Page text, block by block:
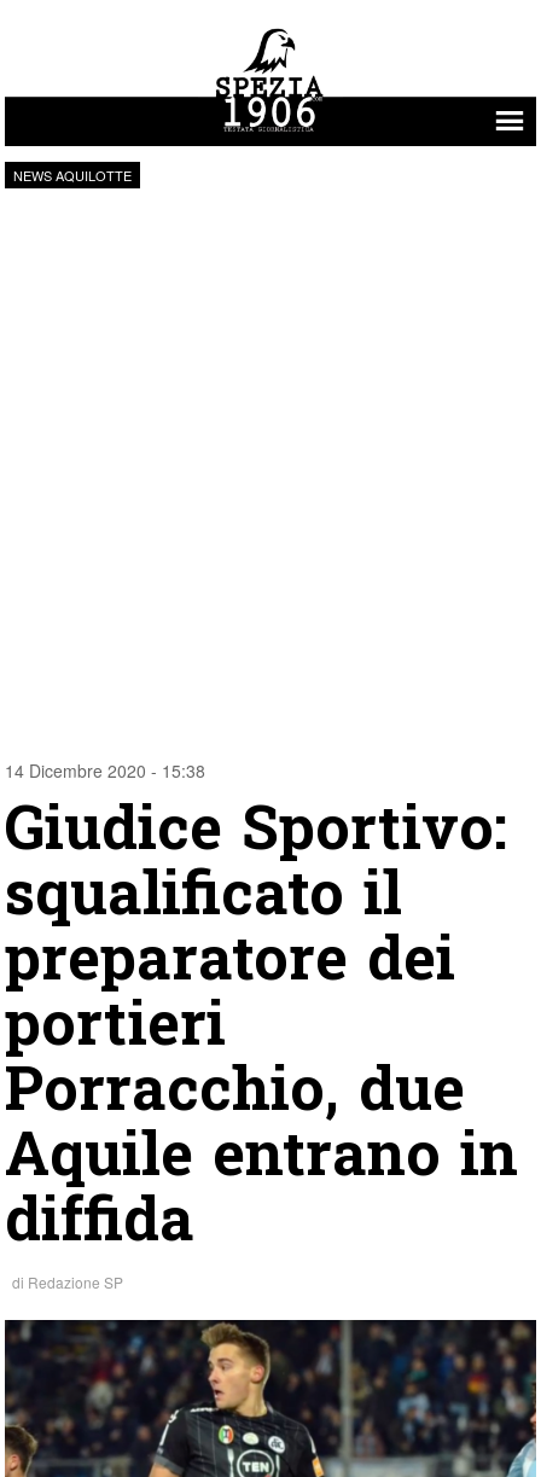
Vai al contenuto
NEWS AQUILOTTE
14 Dicembre 2020 - 15:38
Giudice Sportivo:
squalificato il
preparatore dei
portieri
Porracchio, due
Aquile entrano in
diffida
di Redazione SP